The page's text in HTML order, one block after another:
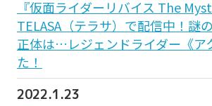
『仮面ライダーリバイス The
TELASA（テラサ）で配信中！謎
正体は…レジェンドライダー《ア
た！
2022.1.23